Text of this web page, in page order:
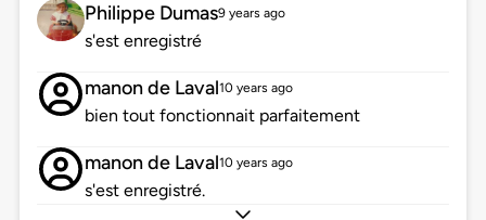
Philippe Dumas9 years ago
s'est enregistré
manon de Laval10 years ago
bien tout fonctionnait parfaitement
manon de Laval10 years ago
s'est enregistré.